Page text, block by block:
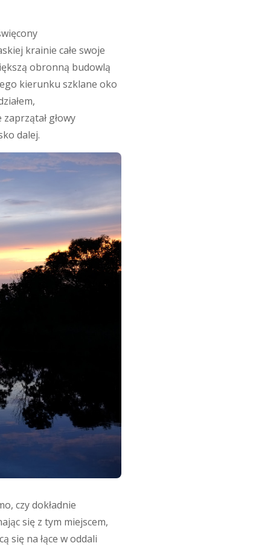
krainie całe swoje
obronną budowlą
kierunku szklane oko
głowy
dalej.
czy dokładnie
się z tym miejscem,
się na łące w oddali